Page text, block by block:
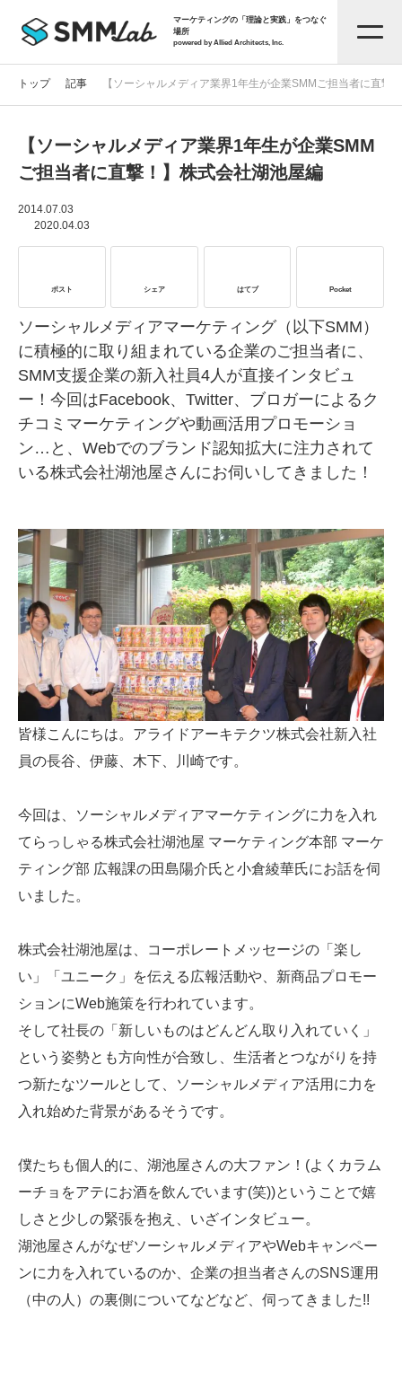
マーケティングの「理論と実践」をつなぐ
場所
powered by Allied Architects, Inc.
記事一覧
お役立ち資料
サービス資料
SMMLabについて
トップ 記事 【ソーシャルメディア業界1年生が企業SMMご担当者に直撃
【ソーシャルメディア業界1年生が企業SMM
ご担当者に直撃！】株式会社湖池屋編
2014.07.03
2020.04.03
ポスト シェア はてブ Pocket
ソーシャルメディアマーケティング（以下SMM）
に積極的に取り組まれている企業のご担当者に、
SMM支援企業の新入社員4人が直接インタビュ
ー！今回はFacebook、Twitter、ブロガーによるク
チコミマーケティングや動画活用プロモーショ
ン…と、Webでのブランド認知拡大に注力されて
いる株式会社湖池屋さんにお伺いしてきました！
皆様こんにちは。アライドアーキテクツ株式会社新入社
員の長谷、伊藤、木下、川崎です。
今回は、ソーシャルメディアマーケティングに力を入れ
てらっしゃる株式会社湖池屋 マーケティング本部 マーケ
ティング部 広報課の田島陽介氏と小倉綾華氏にお話を伺
いました。
株式会社湖池屋は、コーポレートメッセージの「楽し
い」「ユニーク」を伝える広報活動や、新商品プロモー
ションにWeb施策を行われています。
そして社長の「新しいものはどんどん取り入れていく」
という姿勢とも方向性が合致し、生活者とつながりを持
つ新たなツールとして、ソーシャルメディア活用に力を
入れ始めた背景があるそうです。
僕たちも個人的に、湖池屋さんの大ファン！(よくカラム
ーチョをアテにお酒を飲んでいます(笑))ということで嬉
しさと少しの緊張を抱え、いざインタビュー。
湖池屋さんがなぜソーシャルメディアやWebキャンペー
ンに力を入れているのか、企業の担当者さんのSNS運用
（中の人）の裏側についてなどなど、伺ってきました!!